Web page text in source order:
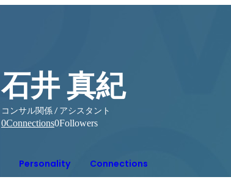
石井 真紀
コンサル関係 / アシスタント
0Connections0Followers
Personality Connections